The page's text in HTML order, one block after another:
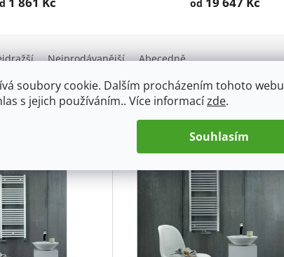
soubory cookie. Dalším procházením tohoto webu
s jejich používáním.. Více informacízde.
Souhlasím
od
Nejprodávanější Abecedně
OTEVŘÍT FILTR